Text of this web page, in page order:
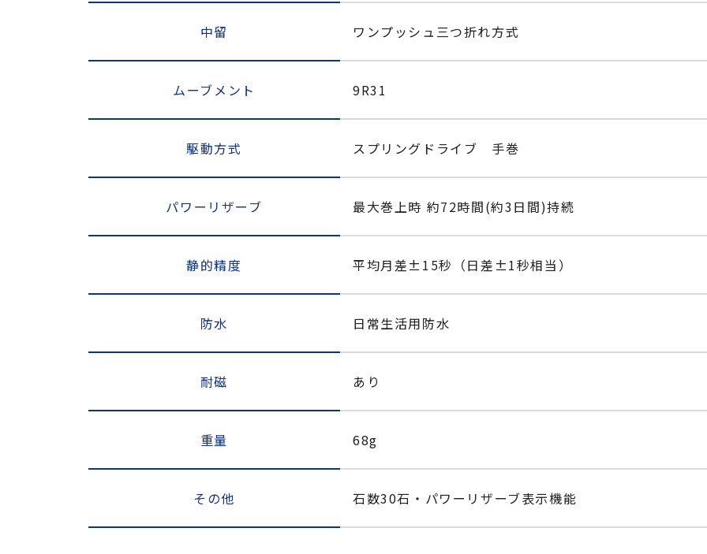
中留 ワンプッシュ三つ折れ方式
ムーブメント 9R31
駆動方式 スプリングドライブ 手巻
パワーリザーブ 最大巻上時 約72時間(約3日間)持続
静的精度 平均月差±15秒（日差±1秒相当）
防水 日常生活用防水
耐磁 あり
重量 68g
その他 石数30石・パワーリザーブ表示機能